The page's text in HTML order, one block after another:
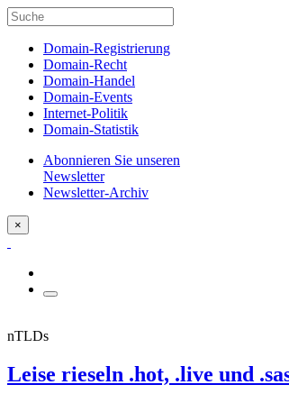
Domain-Registrierung
Domain-Recht
Domain-Handel
Domain-Events
Internet-Politik
Domain-Statistik
Abonnieren Sie unseren
Newsletter
Newsletter-Archiv
×
nTLDs
Leise rieseln .hot, .live und